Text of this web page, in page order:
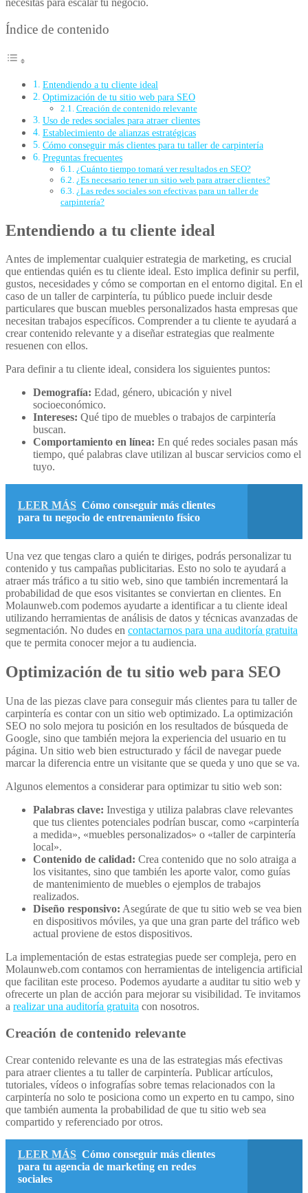
necesitas para escalar tu negocio.
Índice de contenido
Entendiendo a tu cliente ideal
Optimización de tu sitio web para SEO
Creación de contenido relevante
Uso de redes sociales para atraer clientes
Establecimiento de alianzas estratégicas
Cómo conseguir más clientes para tu taller de carpintería
Preguntas frecuentes
¿Cuánto tiempo tomará ver resultados en SEO?
¿Es necesario tener un sitio web para atraer clientes?
¿Las redes sociales son efectivas para un taller de
carpintería?
Entendiendo a tu cliente ideal
Antes de implementar cualquier estrategia de marketing, es crucial
que entiendas quién es tu cliente ideal. Esto implica definir su perfil,
gustos, necesidades y cómo se comportan en el entorno digital. En el
caso de un taller de carpintería, tu público puede incluir desde
particulares que buscan muebles personalizados hasta empresas que
necesitan trabajos específicos. Comprender a tu cliente te ayudará a
crear contenido relevante y a diseñar estrategias que realmente
resuenen con ellos.
Para definir a tu cliente ideal, considera los siguientes puntos:
Demografía: Edad, género, ubicación y nivel
socioeconómico.
Intereses: Qué tipo de muebles o trabajos de carpintería
buscan.
Comportamiento en línea: En qué redes sociales pasan más
tiempo, qué palabras clave utilizan al buscar servicios como el
tuyo.
LEER MÁS Cómo conseguir más clientes
para tu negocio de entrenamiento físico
Una vez que tengas claro a quién te diriges, podrás personalizar tu
contenido y tus campañas publicitarias. Esto no solo te ayudará a
atraer más tráfico a tu sitio web, sino que también incrementará la
probabilidad de que esos visitantes se conviertan en clientes. En
Molaunweb.com podemos ayudarte a identificar a tu cliente ideal
utilizando herramientas de análisis de datos y técnicas avanzadas de
segmentación. No dudes en contactarnos para una auditoría gratuita
que te permita conocer mejor a tu audiencia.
Optimización de tu sitio web para SEO
Una de las piezas clave para conseguir más clientes para tu taller de
carpintería es contar con un sitio web optimizado. La optimización
SEO no solo mejora tu posición en los resultados de búsqueda de
Google, sino que también mejora la experiencia del usuario en tu
página. Un sitio web bien estructurado y fácil de navegar puede
marcar la diferencia entre un visitante que se queda y uno que se va.
Algunos elementos a considerar para optimizar tu sitio web son:
Palabras clave: Investiga y utiliza palabras clave relevantes
que tus clientes potenciales podrían buscar, como «carpintería
a medida», «muebles personalizados» o «taller de carpintería
local».
Contenido de calidad: Crea contenido que no solo atraiga a
los visitantes, sino que también les aporte valor, como guías
de mantenimiento de muebles o ejemplos de trabajos
realizados.
Diseño responsivo: Asegúrate de que tu sitio web se vea bien
en dispositivos móviles, ya que una gran parte del tráfico web
actual proviene de estos dispositivos.
La implementación de estas estrategias puede ser compleja, pero en
Molaunweb.com contamos con herramientas de inteligencia artificial
que facilitan este proceso. Podemos ayudarte a auditar tu sitio web y
ofrecerte un plan de acción para mejorar su visibilidad. Te invitamos
a realizar una auditoría gratuita con nosotros.
Creación de contenido relevante
Crear contenido relevante es una de las estrategias más efectivas
para atraer clientes a tu taller de carpintería. Publicar artículos,
tutoriales, vídeos o infografías sobre temas relacionados con la
carpintería no solo te posiciona como un experto en tu campo, sino
que también aumenta la probabilidad de que tu sitio web sea
compartido y referenciado por otros.
LEER MÁS Cómo conseguir más clientes
para tu agencia de marketing en redes
sociales